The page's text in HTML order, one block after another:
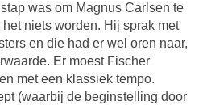
was om Magnus Carlsen te
niets worden. Hij sprak met
en die had er wel oren naar,
Er moest Fischer
met een klassiek tempo.
(waarbij de beginstelling door